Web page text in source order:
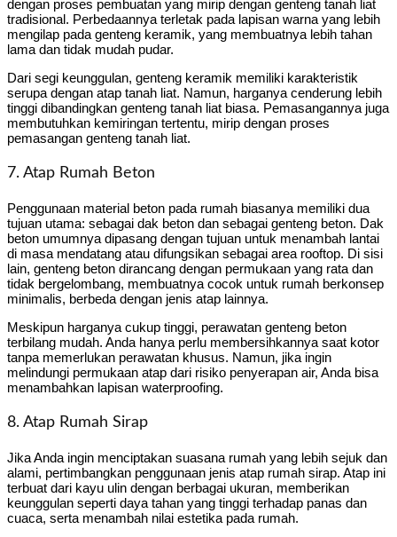
dengan proses pembuatan yang mirip dengan genteng tanah liat
tradisional. Perbedaannya terletak pada lapisan warna yang lebih
mengilap pada genteng keramik, yang membuatnya lebih tahan
lama dan tidak mudah pudar.
Dari segi keunggulan, genteng keramik memiliki karakteristik
serupa dengan atap tanah liat. Namun, harganya cenderung lebih
tinggi dibandingkan genteng tanah liat biasa. Pemasangannya juga
membutuhkan kemiringan tertentu, mirip dengan proses
pemasangan genteng tanah liat.
7. Atap Rumah Beton
Penggunaan material beton pada rumah biasanya memiliki dua
tujuan utama: sebagai dak beton dan sebagai genteng beton. Dak
beton umumnya dipasang dengan tujuan untuk menambah lantai
di masa mendatang atau difungsikan sebagai area rooftop. Di sisi
lain, genteng beton dirancang dengan permukaan yang rata dan
tidak bergelombang, membuatnya cocok untuk rumah berkonsep
minimalis, berbeda dengan jenis atap lainnya.
Meskipun harganya cukup tinggi, perawatan genteng beton
terbilang mudah. Anda hanya perlu membersihkannya saat kotor
tanpa memerlukan perawatan khusus. Namun, jika ingin
melindungi permukaan atap dari risiko penyerapan air, Anda bisa
menambahkan lapisan waterproofing.
8. Atap Rumah Sirap
Jika Anda ingin menciptakan suasana rumah yang lebih sejuk dan
alami, pertimbangkan penggunaan jenis atap rumah sirap. Atap ini
terbuat dari kayu ulin dengan berbagai ukuran, memberikan
keunggulan seperti daya tahan yang tinggi terhadap panas dan
cuaca, serta menambah nilai estetika pada rumah.